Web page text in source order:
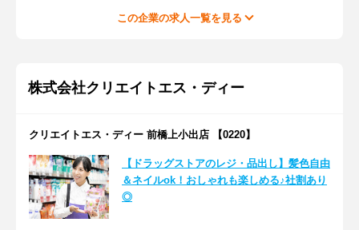
この企業の求人一覧を見る
株式会社クリエイトエス・ディー
クリエイトエス・ディー 前橋上小出店 【0220】
【ドラッグストアのレジ・品出し】髪色自由
＆ネイルok！おしゃれも楽しめる♪社割あり
◎